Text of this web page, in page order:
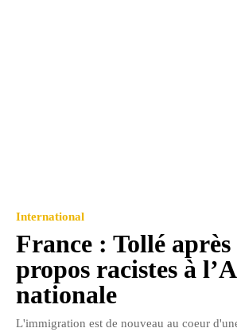
International
France : Tollé après
propos racistes à
nationale
L'immigration est de nouveau au coeur